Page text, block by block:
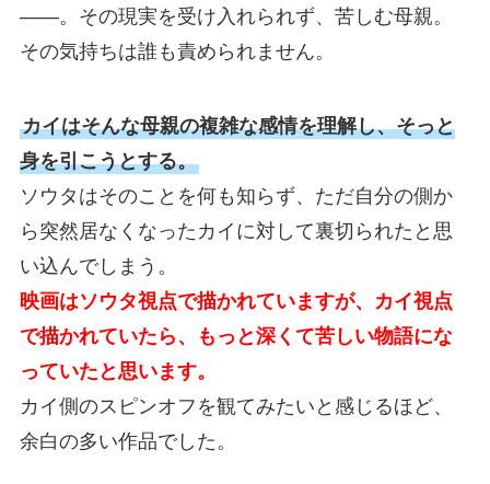
——。その現実を受け入れられず、苦しむ母親。
その気持ちは誰も責められません。
カイはそんな母親の複雑な感情を理解し、そっと
身を引こうとする。
ソウタはそのことを何も知らず、ただ自分の側か
ら突然居なくなったカイに対して裏切られたと思
い込んでしまう。
映画はソウタ視点で描かれていますが、カイ視点
で描かれていたら、もっと深くて苦しい物語にな
っていたと思います。
カイ側のスピンオフを観てみたいと感じるほど、
余白の多い作品でした。